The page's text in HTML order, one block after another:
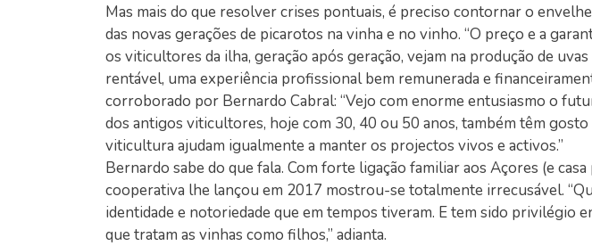
Mas mais do que resolver crises pontuais, é preciso contornar o
das novas gerações de picarotos na vinha e no vinho. “O preço e a
os viticultores da ilha, geração após geração, vejam na produção de
rentável, uma experiência profissional bem remunerada e
corroborado por Bernardo Cabral: “Vejo com enorme entusiasmo o
dos antigos viticultores, hoje com 30, 40 ou 50 anos, também têm
viticultura ajudam igualmente a manter os projectos vivos e activos.”
Bernardo sabe do que fala. Com forte ligação familiar aos Açores (e
cooperativa lhe lançou em 2017 mostrou-se totalmente irrecusável.
identidade e notoriedade que em tempos tiveram. E tem sido privilégio
que tratam as vinhas como filhos,” adianta.